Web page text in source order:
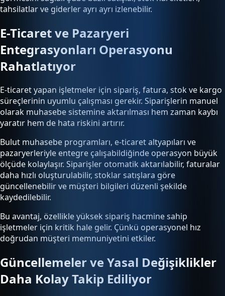
tahsilatlar ve giderler ayrı ayrı izlenebilir.
E-Ticaret ve Pazaryeri
Entegrasyonları Operasyonu
Rahatlatıyor
E-ticaret yapan işletmeler için sipariş, fatura, stok ve kargo
süreçlerinin uyumlu çalışması gerekir. Siparişlerin manuel
olarak muhasebe sistemine aktarılması hem zaman kaybı
yaratır hem de hata riskini artırır.
Bulut muhasebe programları, e-ticaret altyapıları ve
pazaryerleriyle entegre çalışabildiğinde operasyon büyük
ölçüde kolaylaşır. Siparişler otomatik aktarılabilir, faturalar
daha hızlı oluşturulabilir, stoklar satışlara göre
güncellenebilir ve müşteri bilgileri düzenli şekilde
kaydedilebilir.
Bu avantaj, özellikle yüksek sipariş hacmine sahip
işletmeler için kritik hale gelir. Çünkü operasyonel hız
doğrudan müşteri memnuniyetini etkiler.
Güncellemeler ve Yasal Değişiklikler
Daha Kolay Takip Ediliyor